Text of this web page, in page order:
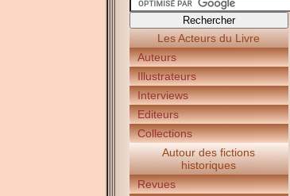
Les Acteurs du Livre
Auteurs
Illustrateurs
Interviews
Editeurs
Collections
Autour des fictions
historiques
Revues